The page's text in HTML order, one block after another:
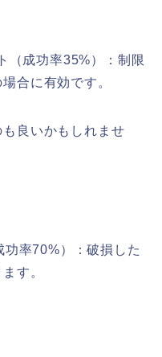
（成功率35%）：制限
合に有効です。
も良いかもしれませ
率70%）：破損した
す。